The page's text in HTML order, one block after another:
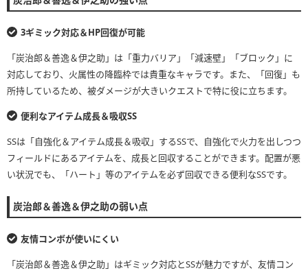
3ギミック対応＆HP回復が可能
「炭治郎＆善逸＆伊之助」は「重力バリア」「減速壁」「ブロック」に
対応しており、火属性の降臨枠では貴重なキャラです。また、「回復」も
所持しているため、被ダメージが大きいクエストで特に役に立ちます。
便利なアイテム成長＆吸収SS
SSは「自強化＆アイテム成長＆吸収」するSSで、自強化で火力を出しつつ
フィールドにあるアイテムを、成長と回収することができます。配置が悪
い状況でも、「ハート」等のアイテムを必ず回収できる便利なSSです。
炭治郎＆善逸＆伊之助の弱い点
友情コンボが使いにくい
「炭治郎＆善逸＆伊之助」はギミック対応とSSが魅力ですが、友情コン